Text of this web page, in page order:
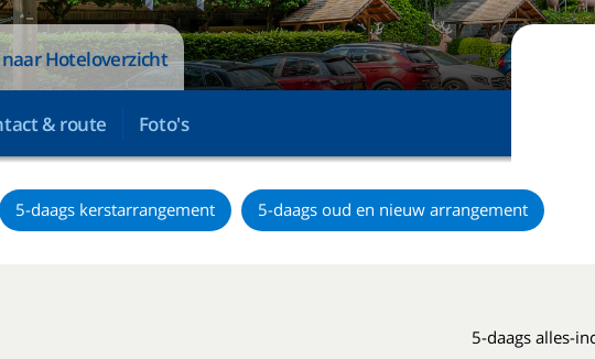
Hoteloverzicht
& route Foto's
5-daags kerstarrangement 5-daags oud en nieuw arrangement
5-daags alles-